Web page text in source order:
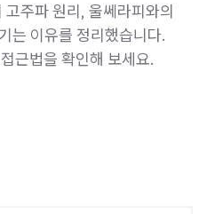
주파 원리, 울쎄라피와의
는 이유를 정리했습니다.
근법을 확인해 보세요.